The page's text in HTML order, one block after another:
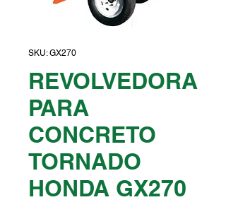
SKU: GX270
REVOLVEDORA
PARA
CONCRETO
TORNADO
HONDA GX270